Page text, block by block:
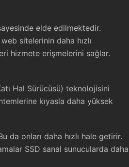
elde edilmektedir.
sitelerinin daha hızlı
hizmete erişmelerini sağlar.
Hal Sürücüsü) teknolojisini
kıyasla daha yüksek
da onları daha hızlı hale getirir.
SSD sanal sunucularda daha